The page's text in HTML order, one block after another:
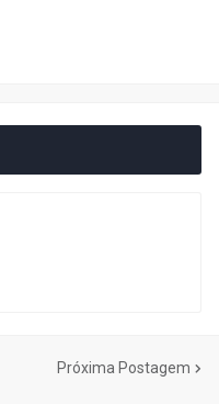
Próxima Postagem